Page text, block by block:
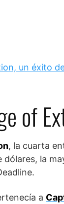
of
, la cuarta
dólares, la
a